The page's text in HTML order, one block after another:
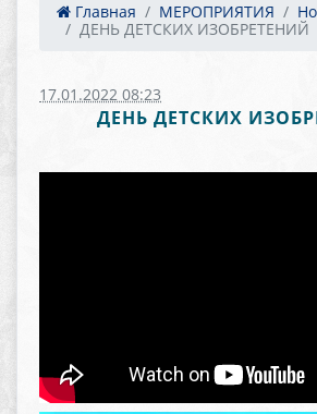
Главная МЕРОПРИЯТИЯ
ДЕНЬ ДЕТСКИХ ИЗОБРЕТЕНИЙ
17.01.2022 08:23
ДЕНЬ ДЕТСКИХ